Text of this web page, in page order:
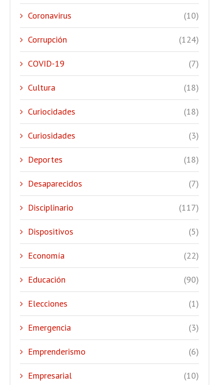
Coronavirus (10)
Corrupción (124)
COVID-19 (7)
Cultura (18)
Curiocidades (18)
Curiosidades (3)
Deportes (18)
Desaparecidos (7)
Disciplinario (117)
Dispositivos (5)
Economía (22)
Educación (90)
Elecciones (1)
Emergencia (3)
Emprenderismo (6)
Empresarial (10)